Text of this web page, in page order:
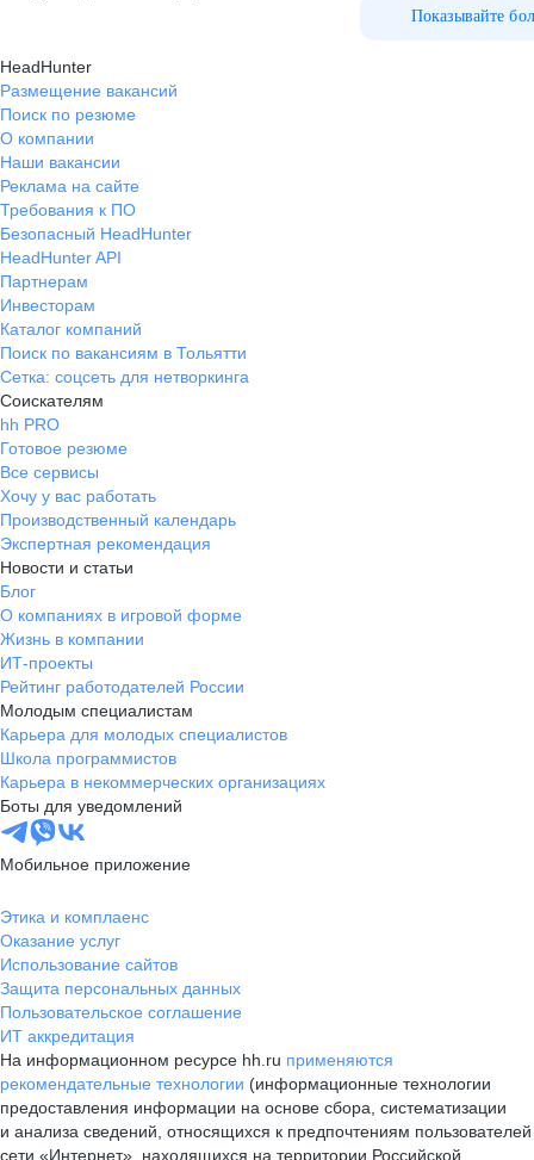
для продуктивной работы.
Показывайте
HeadHunter
Размещение вакансий
Поиск по резюме
О компании
Наши вакансии
Реклама на сайте
Требования к ПО
Безопасный HeadHunter
HeadHunter API
Партнерам
Инвесторам
Каталог компаний
Поиск по вакансиям в Тольятти
Сетка: соцсеть для нетворкинга
Соискателям
hh PRO
Готовое резюме
Все сервисы
Хочу у вас работать
Производственный календарь
Экспертная рекомендация
Новости и статьи
Блог
О компаниях в игровой форме
Жизнь в компании
ИТ-проекты
Рейтинг работодателей России
Молодым специалистам
Карьера для молодых специалистов
Школа программистов
Карьера в некоммерческих организациях
Боты для уведомлений
Мобильное приложение
Этика и комплаенс
Оказание услуг
Использование сайтов
Защита персональных данных
Пользовательское соглашение
ИТ аккредитация
На информационном ресурсе hh.ru применяются
рекомендательные технологии (информационные технологии
предоставления информации на основе сбора, систематизации
и анализа сведений, относящихся к предпочтениям пользователей
сети «Интернет», находящихся на территории Российской